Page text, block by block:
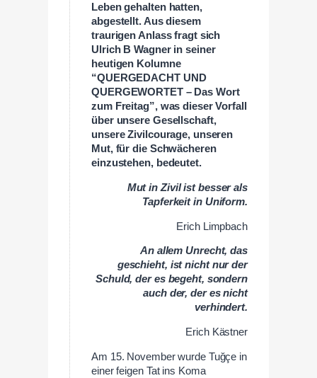
Leben gehalten hatten,
abgestellt. Aus diesem
traurigen Anlass fragt sich
Ulrich B Wagner in seiner
heutigen Kolumne
“QUERGEDACHT UND
QUERGEWORTET – Das Wort
zum Freitag”, was dieser Vorfall
über unsere Gesellschaft,
unsere Zivilcourage, unseren
Mut, für die Schwächeren
einzustehen, bedeutet.
Mut in Zivil ist besser als
Tapferkeit in Uniform.
Erich Limpbach
An allem Unrecht, das
geschieht, ist nicht nur der
Schuld, der es begeht, sondern
auch der, der es nicht
verhindert.
Erich Kästner
Am 15. November wurde Tuğçe in
einer feigen Tat ins Koma